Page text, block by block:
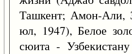
Ташкент; Амон-Али,
юл, 1947), Белое
сюита -